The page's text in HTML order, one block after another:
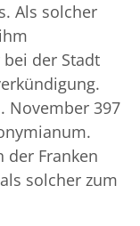
Als solcher
der Stadt
November 397
der Franken
solcher zum